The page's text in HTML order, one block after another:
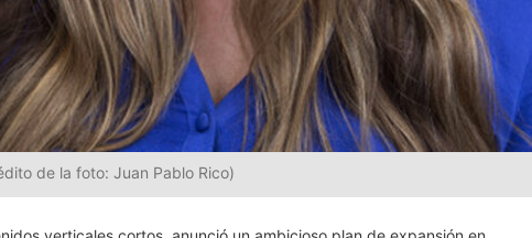
de la foto: Juan Pablo Rico)